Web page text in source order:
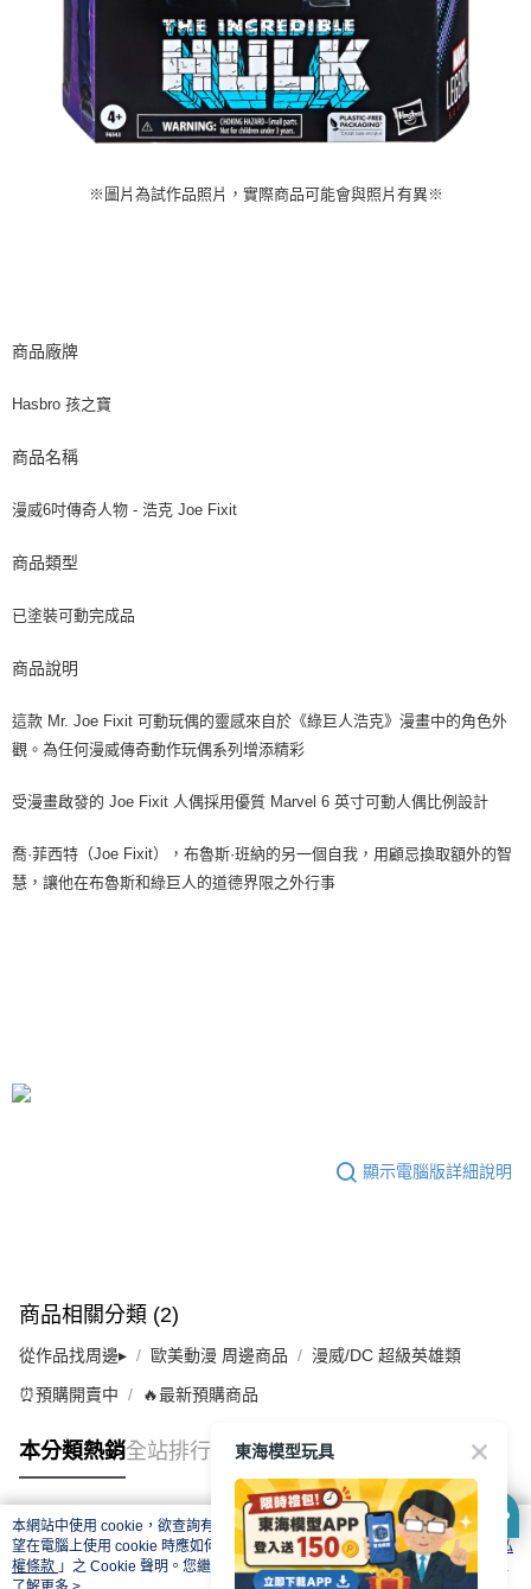
※圖片為試作品照片，實際商品可能會與照片有異※
商品廠牌
Hasbro 孩之寶
商品名稱
漫威6吋傳奇人物 - 浩克 Joe Fixit
商品類型
已塗裝可動完成品
商品說明
這款 Mr. Joe Fixit 可動玩偶的靈感來自於《綠巨人浩克》漫畫中的角色外
觀。為任何漫威傳奇動作玩偶系列增添精彩
受漫畫啟發的 Joe Fixit 人偶採用優質 Marvel 6 英寸可動人偶比例設計
喬·菲西特（Joe Fixit），布魯斯·班納的另一個自我，用顧忌換取額外的智
慧，讓他在布魯斯和綠巨人的道德界限之外行事
顯示電腦版詳細說明
商品相關分類 (2)
從作品找周邊▸ 歐美動漫 周邊商品 漫威/DC 超級英雄類
⏰預購開賣中 🔥最新預購商品
本分類熱銷全站排行
熱門標籤
本網站中使用 cookie，欲查詢有關本網站使用 cookie 方式之詳情，及若您不希
望在電腦上使用 cookie 時應如何變更電腦的 cookie 設定，請參閱本網站「
隱私
權條款 」之 Cookie 聲明。您繼續使用本網站即表示您同意本公司得按本網站使
東海模型玩具